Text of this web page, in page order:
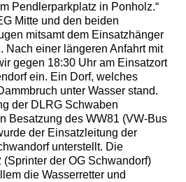
Pendlerparkplatz in Ponholz.“
Mitte und den beiden
mitsamt dem Einsatzhänger
Nach einer längeren Anfahrt mit
gegen 18:30 Uhr am Einsatzort
ein. Ein Dorf, welches
unter Wasser stand.
der DLRG Schwaben
Besatzung des WW81 (VW-Bus
der Einsatzleitung der
unterstellt. Die
(Sprinter der OG Schwandorf)
die Wasserretter und